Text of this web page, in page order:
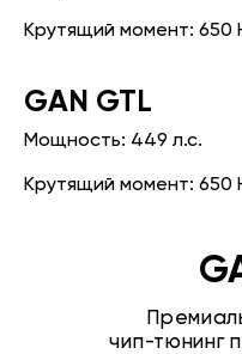
Крутящий момент: 650
GАN GTL
Мощность: 449 л.с.
Крутящий момент: 650
чип-тюнинг